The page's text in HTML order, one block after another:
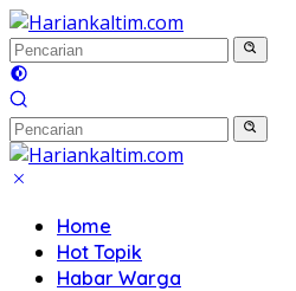
Langsung
ke
konten
Home
Hot Topik
Habar Warga